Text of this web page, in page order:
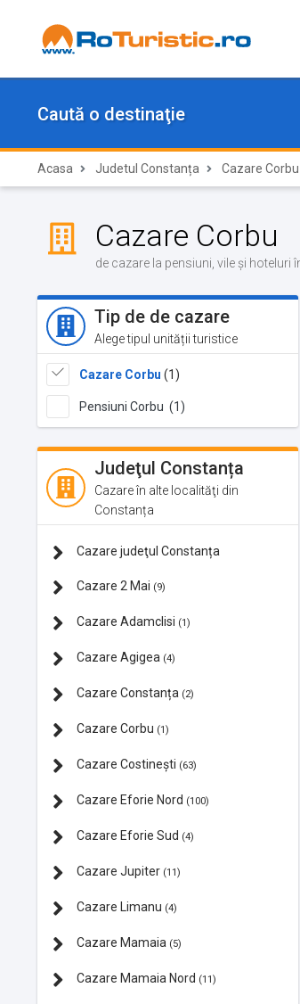
Caută o destinaţie
Acasa Judetul Constanța Cazare Corbu
Cazare Corbu
de cazare la pensiuni, vile și
Tip de de cazare
Alege tipul unității turistice
Cazare Corbu (1)
Pensiuni Corbu (1)
Judeţul Constanța
Cazare în alte localităţi din
Constanța
Cazare judeţul Constanța
Cazare 2 Mai (9)
Cazare Adamclisi (1)
Cazare Agigea (4)
Cazare Constanța (2)
Cazare Corbu (1)
Cazare Costinești (63)
Cazare Eforie Nord (100)
Cazare Eforie Sud (4)
Cazare Jupiter (11)
Cazare Limanu (4)
Cazare Mamaia (5)
Cazare Mamaia Nord (11)